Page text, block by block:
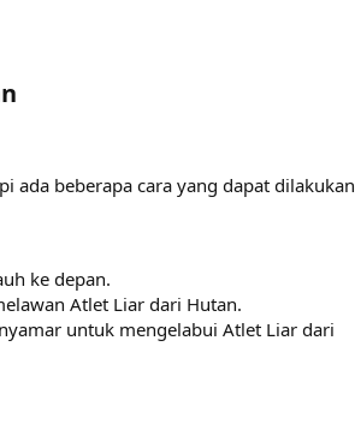
ada beberapa cara yang dapat dilakukan
ke depan.
Atlet Liar dari Hutan.
untuk mengelabui Atlet Liar dari